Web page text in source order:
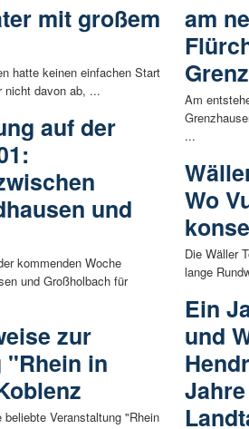
mit großem
hatte keinen einfachen Start
nicht davon ab, ...
auf der
und
kommenden Woche
und Großholbach für
zur
"Rhein in
Veranstaltung "Rhein
am
Am
...
Wo
Die Wäller
lange
Ein
und